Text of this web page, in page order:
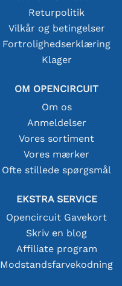
Returpolitik
Vilkår og betingelser
Fortrolighedserklæring
Klager
OM OPENCIRCUIT
Om os
Anmeldelser
Vores sortiment
Vores mærker
Ofte stillede spørgsmål
EKSTRA SERVICE
Opencircuit Gavekort
Skriv en blog
Affiliate program
Modstandsfarvekodning